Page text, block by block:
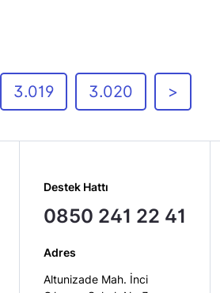
3.019 3.020 >
Destek Hattı
0850 241 22 41
Adres
Altunizade Mah. İnci